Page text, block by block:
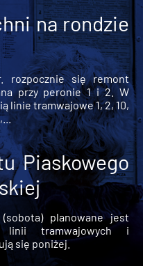
na rondzie
rozpocznie się remont
przy peronie 1 i 2. W
linie tramwajowe 1, 2, 10,
Piaskowego
planowane jest
linii tramwajowych i
się poniżej.